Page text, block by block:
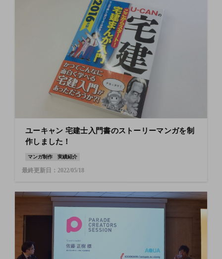
ユーキャン 宅建士入門書のストーリーマンガを制
作しました！
マンガ制作 実績紹介
最終更新日：2022/05/18